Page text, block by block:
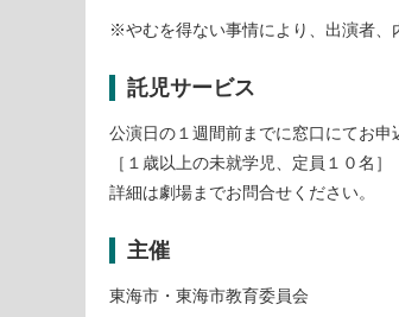
※やむを得ない事情により、出演者、
託児サービス
公演日の１週間前までに窓口にてお申
［１歳以上の未就学児、定員１０名］
詳細は劇場までお問合せください。
主催
東海市・東海市教育委員会